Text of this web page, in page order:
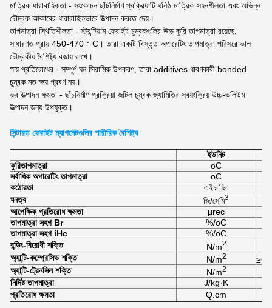
মাত্রিক ধারাবাহিকতা - সংকোচন ছাঁচনির্মাণ প্রক্রিয়াটি ঘনিষ্ঠ মাত্রিক সহনশীলতা এবং অভিন্ন
চৌম্বক আকারের ধারাবাহিকভাবে উত্পাদন করতে দেয়।
তাপমাত্রা স্থিতিশীলতা - স্ট্রন্টিয়াম ফেরাইট চুম্বকগুলির উচ্চ কুরি তাপমাত্রা রয়েছে,
সাধারণত প্রায় 450-470 ° C। তারা একটি বিস্তৃত অপারেটিং তাপমাত্রা পরিসরে ভাল
চৌম্বকীয় বৈশিষ্ট্য বজায় রাখে।
ক্ষয় প্রতিরোধের - সম্পূর্ণ ঘন সিরামিক উপকরণ, তারা additives ধারণকারী bonded
চুম্বক মত ক্ষয় প্রবণ নয়।
ভর উত্পাদন ক্ষমতা - ছাঁচনির্মাণ প্রক্রিয়া জটিল চুম্বক জ্যামিতির স্বয়ংক্রিয় উচ্চ-ভলিউম
উত্পাদন জন্য উপযুক্ত।
সিন্টারড ফেরাইট ম্যাগনেটগুলির শারীরিক বৈশিষ্ট্য
ইউনিট
কুরিতাপমাত্রা
oC
সর্বাধিক অপারেটিং তাপমাত্রা
oC
কঠোরতা
এইচ.ভি.
ঘনত্ব
জি/সেমি3
আপেক্ষিক প্রতিরোধ ক্ষমতা
μrec
তাপমাত্রা সহগ Br
%/oC
তাপমাত্রা সহগ iHc
%/oC
বন্ডিং-বিরোধী শক্তি
N/m2
অ্যান্টি-কম্প্রেসিভ শক্তি N/m2
অ্যান্টি-ট্রেনসিল শক্তি
N/m2
নির্দিষ্ট তাপমাত্রা
J/kg·K
প্রতিরোধ ক্ষমতা
Q.cm